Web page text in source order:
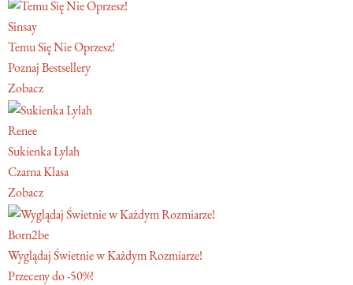
Sinsay
Temu Się Nie Oprzesz!
Poznaj Bestsellery
Zobacz
Renee
Sukienka Lylah
Czarna Klasa
Zobacz
Born2be
Wyglądaj Świetnie w Każdym Rozmiarze!
Przeceny do -50%!